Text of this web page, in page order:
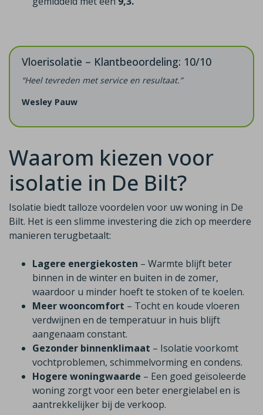
Vloerisolatie – Klantbeoordeling: 10/10
“Heel tevreden met service en resultaat.”
Wesley Pauw
Waarom kiezen voor
isolatie in De Bilt?
Isolatie biedt talloze voordelen voor uw woning in De
Bilt. Het is een slimme investering die zich op meerdere
manieren terugbetaalt:
Lagere energiekosten – Warmte blijft beter
binnen in de winter en buiten in de zomer,
waardoor u minder hoeft te stoken of te koelen.
Meer wooncomfort – Tocht en koude vloeren
verdwijnen en de temperatuur in huis blijft
aangenaam constant.
Gezonder binnenklimaat – Isolatie voorkomt
vochtproblemen, schimmelvorming en condens.
Hogere woningwaarde – Een goed geïsoleerde
woning zorgt voor een beter energielabel en is
aantrekkelijker bij de verkoop.